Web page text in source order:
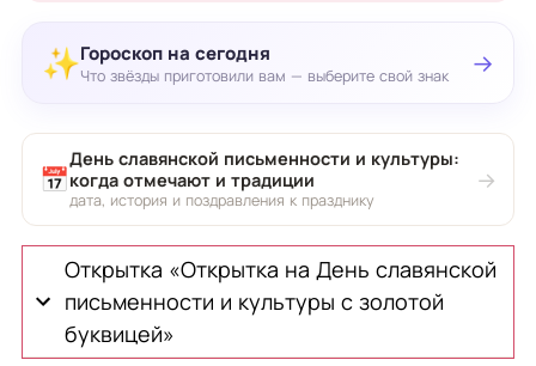
✨Гороскоп на сегодня
Что звёзды приготовили вам — выберите свой знак →
📅
День славянской письменности и культуры:
когда отмечают и традиции
дата, история и поздравления к празднику
→
Открытка «Открытка на День славянской
письменности и культуры с золотой
буквицей»